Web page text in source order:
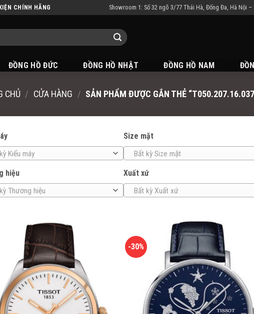
CHÍNH HÃNG Showroom 1: Số 32 ngõ 3/77 Thái Hà, Đống Đa, Hà Nội
ĐỒNG HỒ ĐỨC ĐỒNG HỒ NHẬT ĐỒNG HỒ NAM
CHỦ / CỬA HÀNG / SẢN PHẨM ĐƯỢC GẮN THẺ
Kiểu máy
Size mặt
Bất kỳ Size mặt
hiệu
Thương hiệu
Xuất xứ
Bất kỳ Xuất xứ
-30%